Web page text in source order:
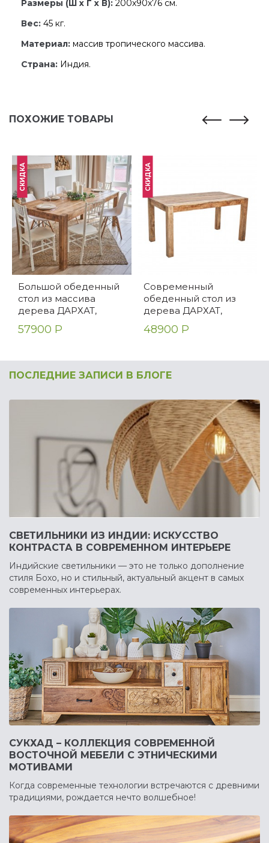
Размеры (Ш x Г x В): 200х90х76 см.
Вес: 45 кг.
Материал: массив тропического массива.
Страна: Индия.
ПОХОЖИЕ ТОВАРЫ
Большой обеденный
стол из массива
дерева ДАРХАТ,
светлый, 200 см
СКИДКА
57900 Р
Современный
обеденный стол из
дерева ДАРХАТ,
светлый, 150 см
СКИДКА
48900 Р
ПОСЛЕДНИЕ ЗАПИСИ В БЛОГЕ
СВЕТИЛЬНИКИ ИЗ ИНДИИ: ИСКУССТВО
КОНТРАСТА В СОВРЕМЕННОМ ИНТЕРЬЕРЕ
Индийские светильники — это не только дополнение
стиля Бохо, но и стильный, актуальный акцент в самых
современных интерьерах.
СУКХАД – КОЛЛЕКЦИЯ СОВРЕМЕННОЙ
ВОСТОЧНОЙ МЕБЕЛИ С ЭТНИЧЕСКИМИ
МОТИВАМИ
Когда современные технологии встречаются с древними
традициями, рождается нечто волшебное!